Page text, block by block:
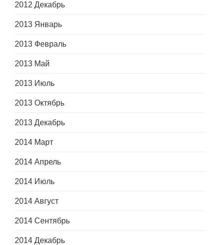
2012 Декабрь
2013 Январь
2013 Февраль
2013 Май
2013 Июль
2013 Октябрь
2013 Декабрь
2014 Март
2014 Апрель
2014 Июль
2014 Август
2014 Сентябрь
2014 Декабрь